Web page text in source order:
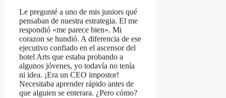
Le pregunté a uno de mis juniors qué
pensaban de nuestra estrategia. El me
respondió «me parece bien». Mi
corazon se hundió. A diferencia de ese
ejecutivo confiado en el ascensor del
hotel Arts que estaba probando a
algunos jóvenes, yo todavía no tenía
ni idea. ¡Era un CEO impostor!
Necesitaba aprender rápido antes de
que alguien se enterara. ¿Pero cómo?